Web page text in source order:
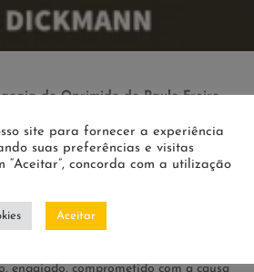
do Oprimido de Paulo Freire.
últimos anos. A diferença de um livro-
da sociedade,
os livros didáticos têm se caracterizado
– são assépticos.
engajado, comprometido com a causa
site para fornecer a experiência
suas preferências e visitas
“Aceitar”, concorda com a utilização
Aceitar